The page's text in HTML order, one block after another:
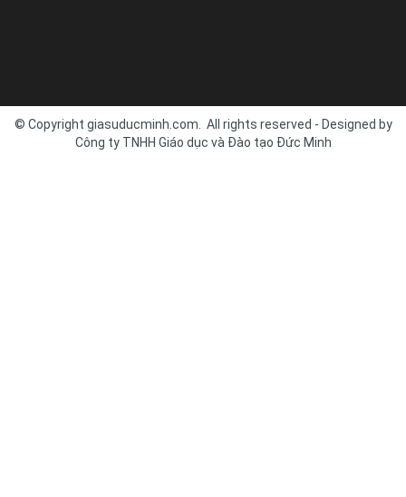
© Copyright giasuducminh.com. All rights reserved - Designed by
Công ty TNHH Giáo dục và Đào tạo Đức Minh